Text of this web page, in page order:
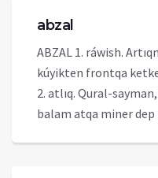
abzal
ABZAL 1. ráwish.
kúyikten frontqa
2. atlıq. Qural-
balam atqa miner dep